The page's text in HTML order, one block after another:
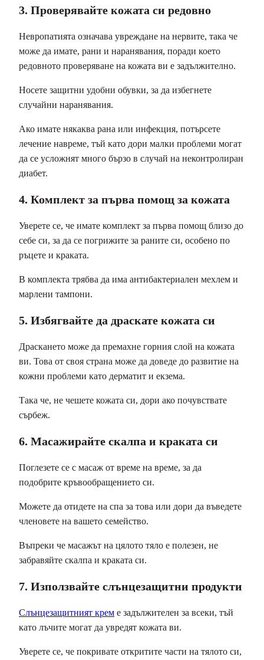
3. Проверявайте кожата си редовно
Невропатията означава увреждане на нервите, така че
може да имате, рани и наранявания, поради което
редовното проверяване на кожата ви е задължително.
Носете защитни удобни обувки, за да избегнете
случайни наранявания.
Ако имате някаква рана или инфекция, потърсете
лечение навреме, тъй като дори малки проблеми могат
да се усложнят много бързо в случай на неконтролиран
диабет.
4. Комплект за първа помощ за кожата
Уверете се, че имате комплект за първа помощ близо до
себе си, за да се погрижите за раните си, особено по
ръцете и краката.
В комплекта трябва да има антибактериален мехлем и
марлени тампони.
5. Избягвайте да драскате кожата си
Драскането може да премахне горния слой на кожата
ви. Това от своя страна може да доведе до развитие на
кожни проблеми като дерматит и екзема.
Така че, не чешете кожата си, дори ако почувствате
сърбеж.
6. Масажирайте скалпа и краката си
Поглезете се с масаж от време на време, за да
подобрите кръвообращението си.
Можете да отидете на спа за това или дори да въведете
членовете на вашето семейство.
Въпреки че масажът на цялото тяло е полезен, не
забравяйте скалпа и краката си.
7. Използвайте слънцезащитни продукти
Слънцезащитният крем е задължителен за всеки, тъй
като лъчите могат да увредят кожата ви.
Уверете се, че покривате откритите части на тялото си,